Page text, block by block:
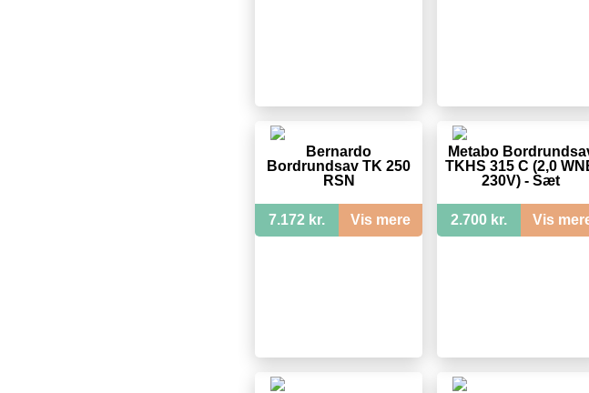
Bernardo
Bordrundsav TK 250
RSN
7.172 kr. Vis mere
Metabo
TKHS 315 C (2,0
230V) - Sæt
2.700 kr. Vis